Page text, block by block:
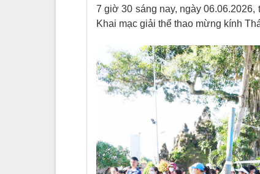
7 giờ 30 sáng nay, ngày
Khai mạc giải thể thao mừng kính